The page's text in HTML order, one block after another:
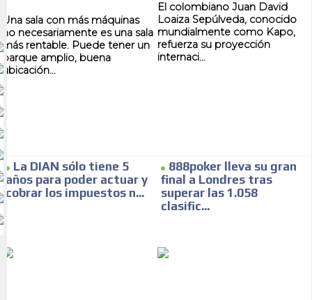
Una sala con más máquinas
no necesariamente es una sala
más rentable. Puede tener un
parque amplio, buena
ubicación...
El colombiano Juan David
Loaiza Sepúlveda, conocido
mundialmente como Kapo,
refuerza su proyección
internaci...
La DIAN sólo tiene 5
años para poder actuar y
cobrar los impuestos n...
888poker lleva su gran
final a Londres tras
superar las 1.058
clasific...